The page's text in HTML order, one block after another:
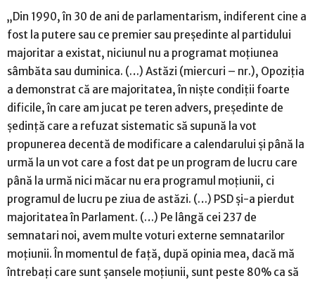
„Din 1990, în 30 de ani de parlamentarism, indiferent cine a
fost la putere sau ce premier sau preşedinte al partidului
majoritar a existat, niciunul nu a programat moţiunea
sâmbăta sau duminica. (…) Astăzi (miercuri – nr.), Opoziţia
a demonstrat că are majoritatea, în nişte condiţii foarte
dificile, în care am jucat pe teren advers, preşedinte de
şedinţă care a refuzat sistematic să supună la vot
propunerea decentă de modificare a calendarului şi până la
urmă la un vot care a fost dat pe un program de lucru care
până la urmă nici măcar nu era programul moţiunii, ci
programul de lucru pe ziua de astăzi. (…) PSD şi-a pierdut
majoritatea în Parlament. (…) Pe lângă cei 237 de
semnatari noi, avem multe voturi externe semnatarilor
moţiunii. În momentul de faţă, după opinia mea, dacă mă
întrebaţi care sunt şansele moţiunii, sunt peste 80% ca să